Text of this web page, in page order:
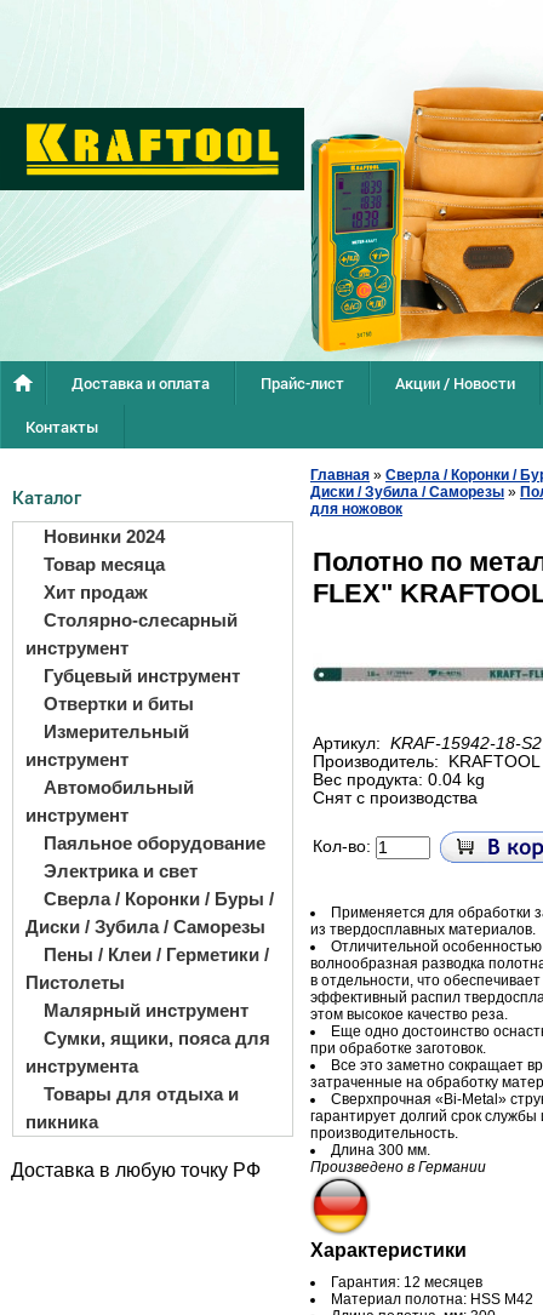
Доставка и оплата Прайс-лист
Акции / Новости
Контакты
Каталог
Новинки 2024
Товар месяца
Хит продаж
Столярно-слесарный
инструмент
Губцевый инструмент
Отвертки и биты
Измерительный
инструмент
Автомобильный
инструмент
Паяльное оборудование
Электрика и свет
Сверла / Коронки / Буры /
Диски / Зубила / Саморезы
Пены / Клеи / Герметики /
Пистолеты
Малярный инструмент
Сумки, ящики, пояса для
инструмента
Товары для отдыха и
пикника
Доставка в любую точку РФ
Главная » Сверла / Коронки /
Диски / Зубила / Саморезы »
для ножовок
Полотно по
FLEX"
Артикул: KRAF-15942-18-S2
Производитель:
KRAFTOOL
Вес продукта: 0.04 kg
Снят с производства
Кол-во:
Применяется для обработки
из твердосплавных материалов.
Отличительной
волнообразная разводка
в отдельности, что
эффективный распил
этом высокое качество реза.
Еще одно достоинство
при обработке заготовок.
Все это заметно сокращает
затраченные на обработку
Сверхпрочная «Bi-Metal»
гарантирует долгий срок службы
производительность.
Длина 300 мм.
Произведено в Германии
Характеристики
Гарантия: 12 месяцев
Материал полотна: HSS M42